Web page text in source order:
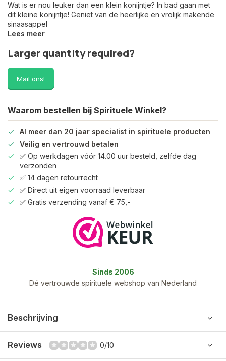
Wat is er nou leuker dan een klein konijntje? In bad gaan met
dit kleine konijntje! Geniet van de heerlijke en vrolijk makende
sinaasappel
Lees meer
Larger quantity required?
Mail ons!
Waarom bestellen bij Spirituele Winkel?
Al meer dan 20 jaar specialist in spirituele producten
Veilig en vertrouwd betalen
✅ Op werkdagen vóór 14.00 uur besteld, zelfde dag
verzonden
✅ 14 dagen retourrecht
✅ Direct uit eigen voorraad leverbaar
✅ Gratis verzending vanaf € 75,-
Sinds 2006
Dé vertrouwde spirituele webshop van Nederland
Beschrijving
Reviews 0/10